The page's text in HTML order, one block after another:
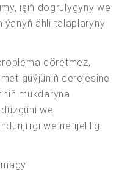
işiň dogrulygyny we
ähli talaplaryny
döretmez,
güýjüniň derejesine
mukdaryna
we
we netijeliligi